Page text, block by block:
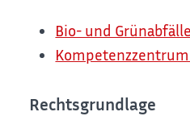
Bio- und Grünabfälle
Rechtsgrundlage